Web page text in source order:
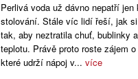
Perlivá voda už dávno nepatří
stolování. Stále víc lidí řeší, jak
tak, aby neztratila chuť, bublinky
teplotu. Právě proto roste zájem
které udrží nápoj v...více